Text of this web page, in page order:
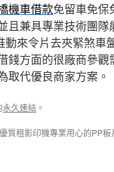
機車借款免留車免保
且兼具專業技術團
動來令片去夾緊煞車
錢方面的很廠商參
取代優良商家方案。
永久連結 。
質租影印機專業用心的PP板